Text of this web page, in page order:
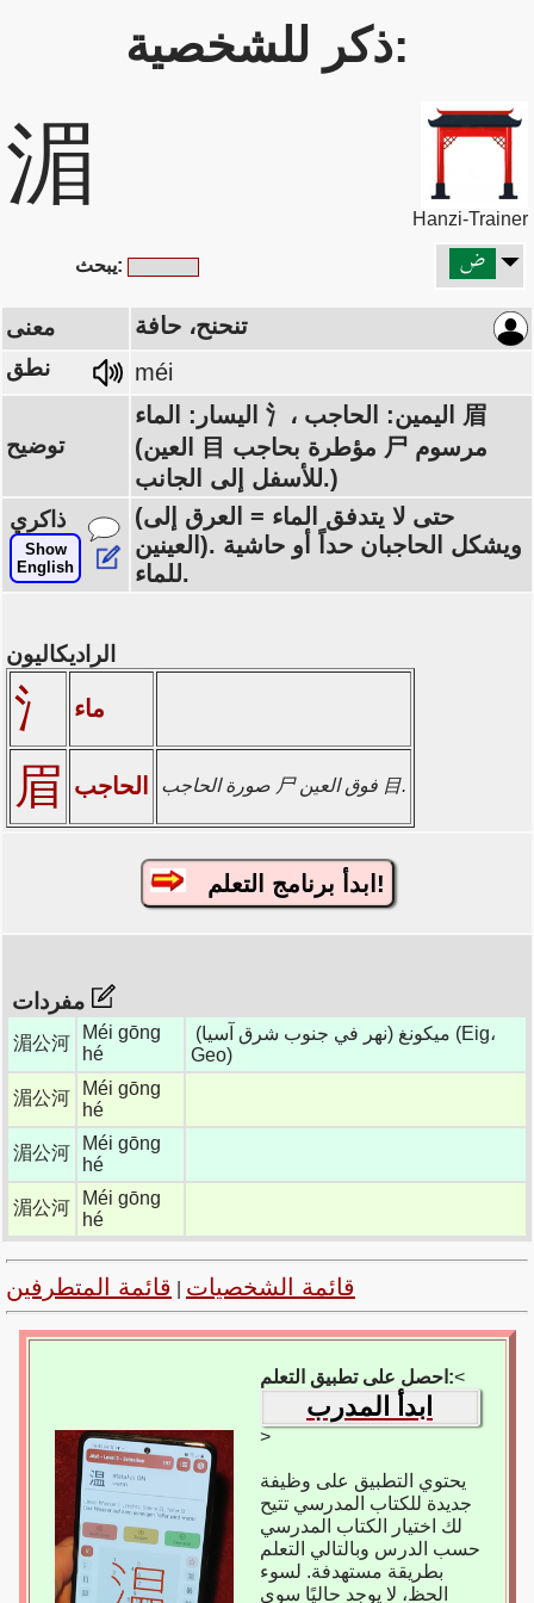
ذكر للشخصية:
湄
Hanzi-Trainer
يبحث:
معنى تنحنح، حافة
نطق méi
توضيح
اليسار: الماء 氵، اليمين: الحاجب 眉
(العين 目 مؤطرة بحاجب 尸 مرسوم
للأسفل إلى الجانب.)
ذاكري
Show
English
(حتى لا يتدفق الماء = العرق إلى
العينين). ويشكل الحاجبان حداً أو حاشية
للماء.
الراديكاليون
氵 ماء
眉 الحاجب صورة الحاجب 尸 فوق العين 目.
ابدأ برنامج التعلم!
湄公河
Méi gōng
hé
ميكونغ (نهر في جنوب شرق آسيا) (Eig،
Geo)
湄公河
Méi gōng
hé
湄公河
Méi gōng
hé
湄公河
Méi gōng
hé
قائمة الشخصيات قائمة المتطرفين
احصل على تطبيق التعلم:<
ابدأ المدرب
>
يحتوي التطبيق على وظيفة
جديدة للكتاب المدرسي تتيح
لك اختيار الكتاب المدرسي
حسب الدرس وبالتالي التعلم
بطريقة مستهدفة. لسوء
الحظ، لا يوجد حاليًا سوى